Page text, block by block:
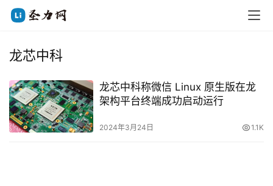
龙芯中科
龙芯中科称微信 Linux 原生版在龙
架构平台终端成功启动运行
2024年3月24日 1.1K